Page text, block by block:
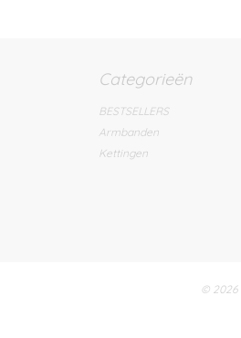
Categorieën
BESTSELLERS
Armbanden
Kettingen
© 2026